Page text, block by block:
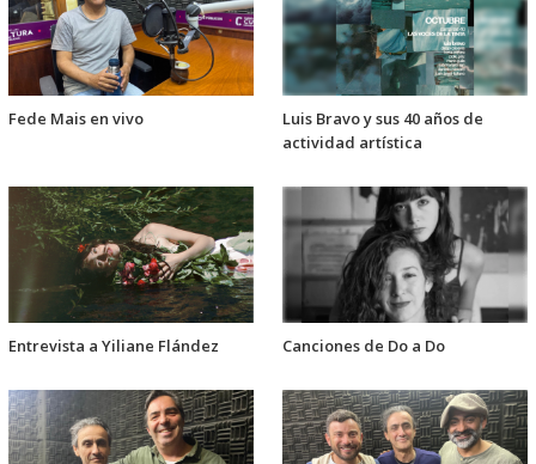
Fede Mais en vivo
Luis Bravo y sus 40 años de
actividad artística
Entrevista a Yiliane Flández Canciones de Do a Do